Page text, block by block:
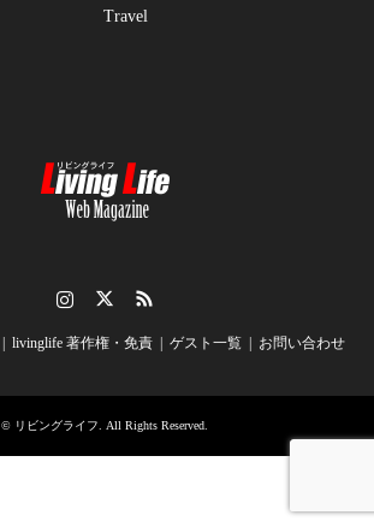
Travel
livinglife 著作権・免責 ゲスト一覧 お問い合わせ
© リビングライフ . All Rights Reserved.